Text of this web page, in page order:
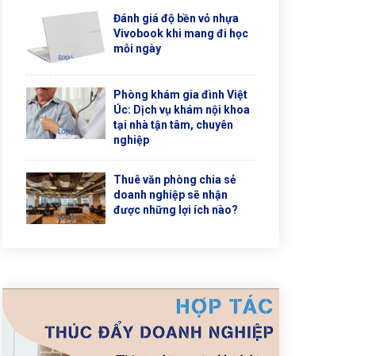
Đánh giá độ bền vỏ nhựa
Vivobook khi mang đi học
mỗi ngày
Phòng khám gia đình Việt
Úc: Dịch vụ khám nội khoa
tại nhà tận tâm, chuyên
nghiệp
Thuê văn phòng chia sẻ
doanh nghiệp sẽ nhận
được những lợi ích nào?